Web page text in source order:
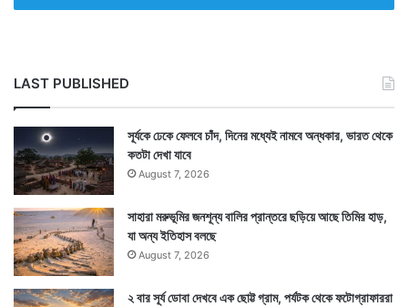
Tags Earth
LAST PUBLISHED
সূর্যকে ঢেকে ফেলবে চাঁদ, দিনের মধ্যেই নামবে অন্ধকার, ভারত থেকে
কতটা দেখা যাবে
August 7, 2026
সাহারা মরুভূমির জনশূন্য বালির প্রান্তরে ছড়িয়ে আছে তিমির হাড়,
যা অন্য ইতিহাস বলছে
August 7, 2026
২ বার সূর্য ডোবা দেখবে এক ছোট্ট গ্রাম, পর্যটক থেকে ফটোগ্রাফাররা